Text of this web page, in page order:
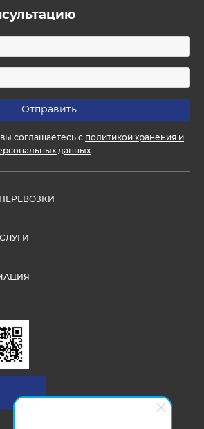
соглашаетесь с политикой хранения и
данных